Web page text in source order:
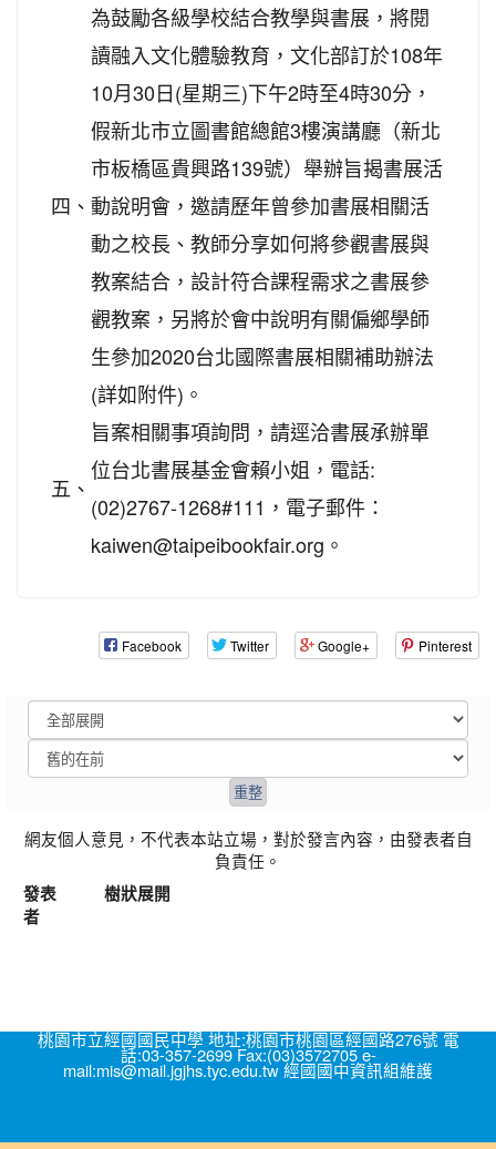
四、
為鼓勵各級學校結合教學與書展，將閱
讀融入文化體驗教育，文化部訂於108年
10月30日(星期三)下午2時至4時30分，
假新北市立圖書館總館3樓演講廳（新北
市板橋區貴興路139號）舉辦旨揭書展活
動說明會，邀請歷年曾參加書展相關活
動之校長、教師分享如何將參觀書展與
教案結合，設計符合課程需求之書展參
觀教案，另將於會中說明有關偏鄉學師
生參加2020台北國際書展相關補助辦法
(詳如附件)。
五、
旨案相關事項詢問，請逕洽書展承辦單
位台北書展基金會賴小姐，電話:
(02)2767-1268#111，電子郵件：
kaiwen@taipeibookfair.org。
Facebook Twitter Google+ Pinterest
網友個人意見，不代表本站立場，對於發言內容，由發表者自
負責任。
發表
者
樹狀展開
桃園市立經國國民中學 地址:桃園市桃園區經國路276號 電
話:03-357-2699 Fax:(03)3572705 e-
mail:mis@mail.jgjhs.tyc.edu.tw 經國國中資訊組維護